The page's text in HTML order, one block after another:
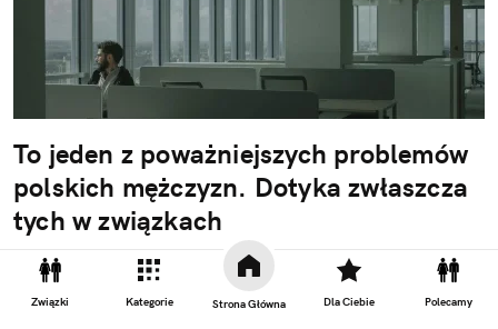
Związki Kategorie Strona Główna Dla Ciebie Polecamy
To jeden z poważniejszych problemów
polskich mężczyzn. Dotyka zwłaszcza
tych w związkach
Nie widać tego na ulicach i w tętniących życiem
knajpkach. Nie widać też w social mediach, gdzie
wszyscy pokazują swoje intensywne i barwne życie